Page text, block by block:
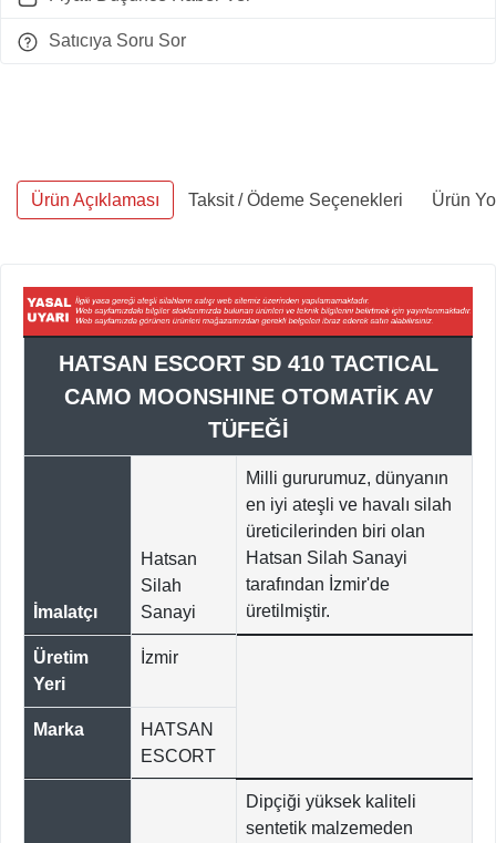
Satıcıya Soru Sor
Ürün Açıklaması Taksit / Ödeme Seçenekleri Ürün
HATSAN ESCORT SD 410 TACTICAL
CAMO MOONSHINE OTOMATİK AV
TÜFEĞİ
İmalatçı
Hatsan
Silah
Sanayi
Milli gururumuz, dünyanın
en iyi ateşli ve havalı silah
üreticilerinden biri olan
Hatsan Silah Sanayi
tarafından İzmir'de
üretilmiştir.
Üretim
Yeri
İzmir
Marka
HATSAN
ESCORT
Dipçiği yüksek kaliteli
sentetik malzemeden